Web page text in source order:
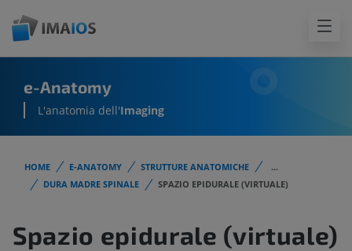
e-Anatomy
L'anatomia dell'Imaging
HOME E-ANATOMY STRUTTURE ANATOMICHE
...
DURA MADRE SPINALE
SPAZIO EPIDURALE (VIRTUALE)
Spazio epidurale (virtuale)